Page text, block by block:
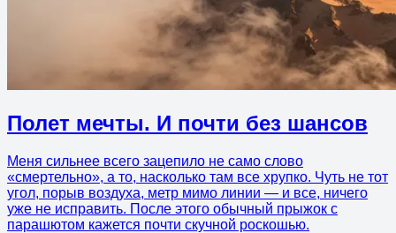
Полет мечты. И почти без шансов
Меня сильнее всего зацепило не само слово
«смертельно», а то, насколько там все хрупко. Чуть не тот
угол, порыв воздуха, метр мимо линии — и все, ничего
уже не исправить. После этого обычный прыжок с
парашютом кажется почти скучной роскошью.